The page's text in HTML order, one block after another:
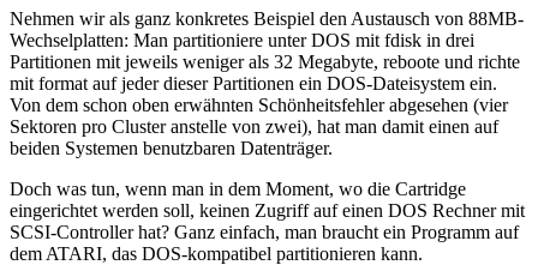
Nehmen wir als ganz konkretes Beispiel den Austausch von 88MB-
Wechselplatten: Man partitioniere unter DOS mit fdisk in drei
Partitionen mit jeweils weniger als 32 Megabyte, reboote und richte
mit format auf jeder dieser Partitionen ein DOS-Dateisystem ein.
Von dem schon oben erwähnten Schönheitsfehler abgesehen (vier
Sektoren pro Cluster anstelle von zwei), hat man damit einen auf
beiden Systemen benutzbaren Datenträger.
Doch was tun, wenn man in dem Moment, wo die Cartridge
eingerichtet werden soll, keinen Zugriff auf einen DOS Rechner mit
SCSI-Controller hat? Ganz einfach, man braucht ein Programm auf
dem ATARI, das DOS-kompatibel partitionieren kann.